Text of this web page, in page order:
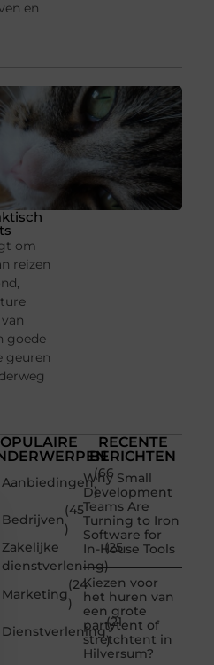
en
om
reizen
goede
geuren
Aanbiedingen
(66
)
Bedrijven
(45
)
Zakelijke
dienstverlening
(25
)
Marketing
(24
)
Dienstverlening
(21
)
RECENTE
BERICHTEN
Why Small
Development
Teams Are
Turning to Iron
Software for
In-House Tools
Kiezen voor
het huren van
een grote
partytent of
stretchtent in
Hilversum?